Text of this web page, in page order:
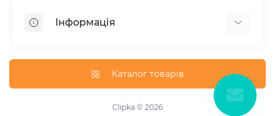
Інформація
Контакти
Каталог товарів
Clipka © 2026